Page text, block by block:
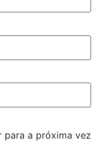
para a próxima vez